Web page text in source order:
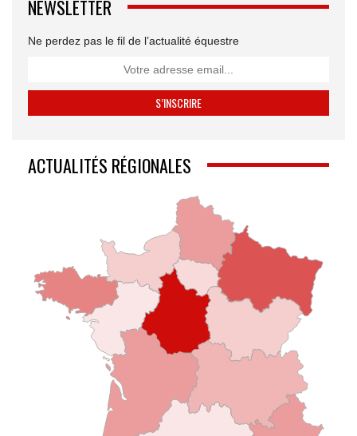
NEWSLETTER
Ne perdez pas le fil de l’actualité équestre
ACTUALITÉS RÉGIONALES